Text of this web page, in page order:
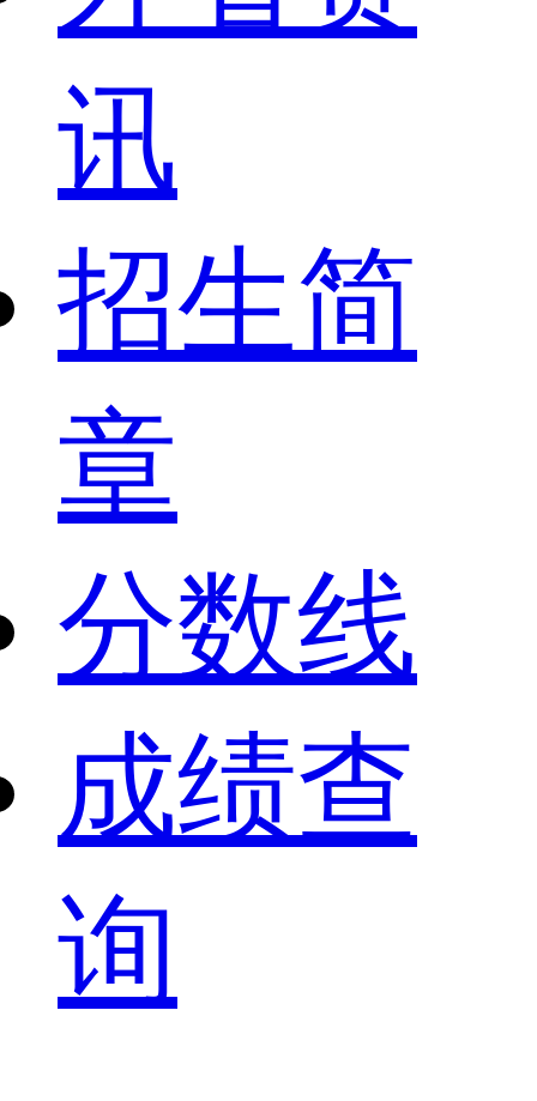
讯
招生简
章
分数线
成绩查
询